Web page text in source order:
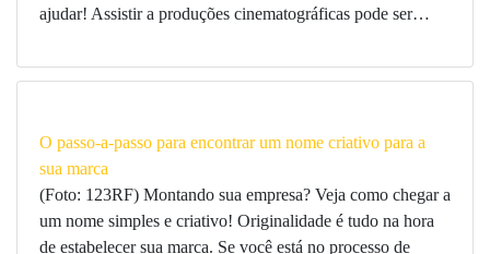
ajudar! Assistir a produções cinematográficas pode ser…
O passo-a-passo para encontrar um nome criativo para a
sua marca
(Foto: 123RF) Montando sua empresa? Veja como chegar a
um nome simples e criativo! Originalidade é tudo na hora
de estabelecer sua marca. Se você está no processo de